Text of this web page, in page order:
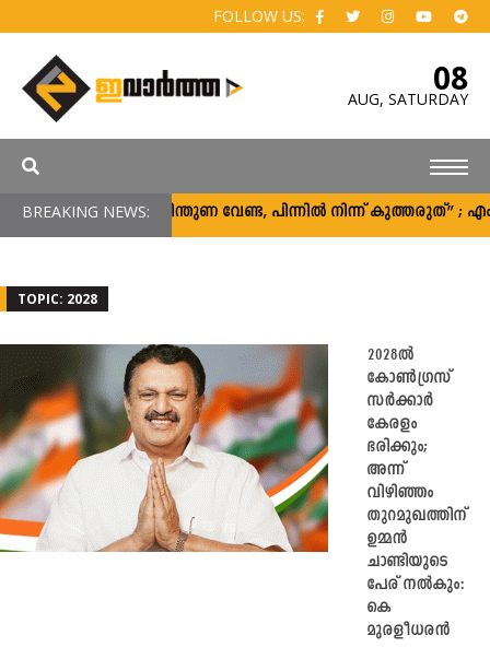
FOLLOW US:
08
AUG, SATURDAY
BREAKING NEWS:“പിന്തുണ വേണ്ട, പിന്നിൽ നിന്ന് കുത്തരുത്” ;
TOPIC: 2028
2028ല്‍
കോണ്‍ഗ്രസ്
സര്‍ക്കാര്‍
കേരളം
ഭരിക്കും;
അന്ന്
വിഴിഞ്ഞം
തുറമുഖത്തിന്
ഉമ്മന്‍
ചാണ്ടിയുടെ
പേര് നല്‍കും:
കെ
മുരളീധരൻ